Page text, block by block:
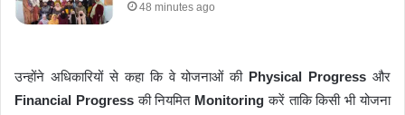
48 minutes ago
उन्होंने अधिकारियों से कहा कि वे योजनाओं की Physical Progress और
Financial Progressकी नियमित Monitoring करें ताकि किसी भी योजना